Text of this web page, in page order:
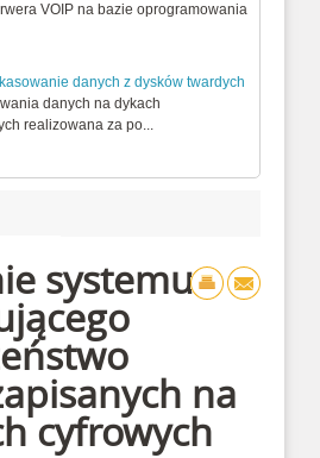
VOIP na bazie oprogramowania
danych z dysków twardych
danych na dykach
realizowana za po...
systemu
na
cyfrowych